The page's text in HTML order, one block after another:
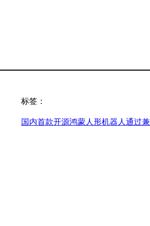
标签：
国内首款开源鸿蒙人形机器人通过